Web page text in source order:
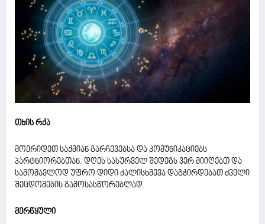
თხის რქა
მოერიდეთ საქმიან გარჩევებსა და კომუნიკაციებს
პარტნიორებთან. დღეს სასურველ შედეგს ვერ მიიღებთ და
სამომავლოდ უფრო დიდი ძალისხმევა დაგჭირდებათ ძველი
შეცდომების გამოსასწორებლად.
მერწყული